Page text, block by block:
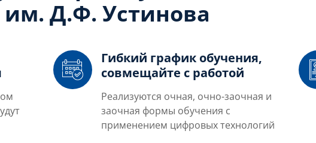
Д.Ф. Устинова
Гибкий график обучения,
совмещайте с работой
Реализуются очная, очно-заочная и
заочная формы обучения с
применением цифровых технологий